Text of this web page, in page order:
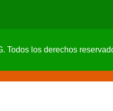
Todos los derechos